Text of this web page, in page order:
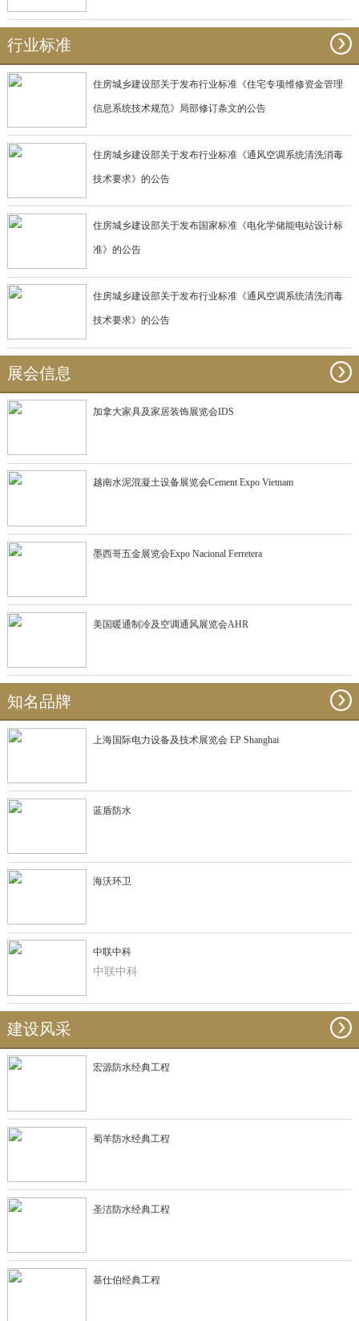
行业标准
住房城乡建设部关于发布行业标准《住宅专项维修资金管理
信息系统技术规范》局部修订条文的公告
住房城乡建设部关于发布行业标准《通风空调系统清洗消毒
技术要求》的公告
住房城乡建设部关于发布国家标准《电化学储能电站设计标
准》的公告
住房城乡建设部关于发布行业标准《通风空调系统清洗消毒
技术要求》的公告
展会信息
加拿大家具及家居装饰展览会IDS
越南水泥混凝土设备展览会Cement Expo Vietnam
墨西哥五金展览会Expo Nacional Ferretera
美国暖通制冷及空调通风展览会AHR
知名品牌
上海国际电力设备及技术展览会 EP Shanghai
蓝盾防水
海沃环卫
中联中科
中联中科
建设风采
宏源防水经典工程
蜀羊防水经典工程
圣洁防水经典工程
基仕伯经典工程